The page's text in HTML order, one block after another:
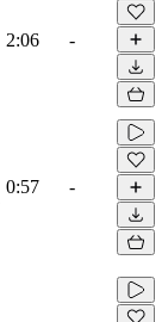
2:06 -
0:57 -